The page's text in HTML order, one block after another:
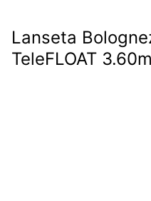
7.
pompa apa
8 .
mulineta
Lanseta
TeleFLOAT